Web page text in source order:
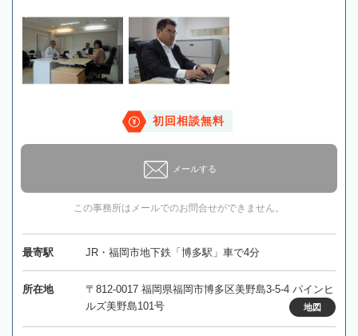
初回相談無料
メールする
この事務所はメールでのお問合せができません。
最寄駅 JR・福岡市地下鉄「博多駅」車で4分
所在地
〒812-0017 福岡県福岡市博多区美野島3-5-4 パインヒ
ルズ美野島101号
地図